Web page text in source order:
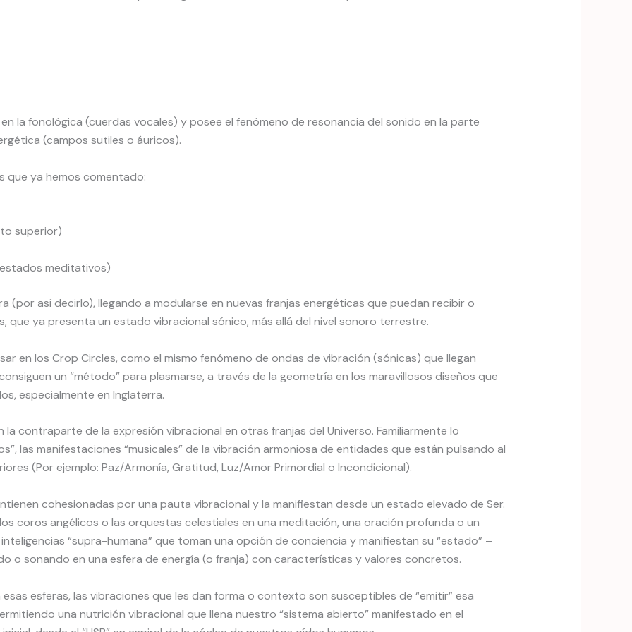
la fonológica (cuerdas vocales) y posee el fenómeno de resonancia del sonido en la parte
(campos sutiles o áuricos).
que ya hemos comentado:
superior)
meditativos)
(por así decirlo), llegando a modularse en nuevas franjas energéticas que puedan recibir o
que ya presenta un estado vibracional sónico, más allá del nivel sonoro terrestre.
en los Crop Circles, como el mismo fenómeno de ondas de vibración (sónicas) que llegan
un “método” para plasmarse, a través de la geometría en los maravillosos diseños que
especialmente en Inglaterra.
contraparte de la expresión vibracional en otras franjas del Universo. Familiarmente lo
las manifestaciones “musicales” de la vibración armoniosa de entidades que están pulsando al
(Por ejemplo: Paz/Armonía, Gratitud, Luz/Amor Primordial o Incondicional).
cohesionadas por una pauta vibracional y la manifiestan desde un estado elevado de Ser.
coros angélicos o las orquestas celestiales en una meditación, una oración profunda o un
“supra-humana” que toman una opción de conciencia y manifiestan su “estado” –
o sonando en una esfera de energía (o franja) con características y valores concretos.
esferas, las vibraciones que les dan forma o contexto son susceptibles de “emitir” esa
una nutrición vibracional que llena nuestro “sistema abierto” manifestado en el